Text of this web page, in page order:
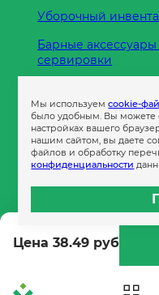
Цена 38.49 руб
Уборочный
Барные
сервировки
Пленка
Пакеты и сумки
Контейнеры
Бумага офисная
Гигиеническая
Мы используемcookie-
было удобным. Вы можете
настройках вашего
нашим сайтом, вы даете
файлов и обработку
конфиденциальности